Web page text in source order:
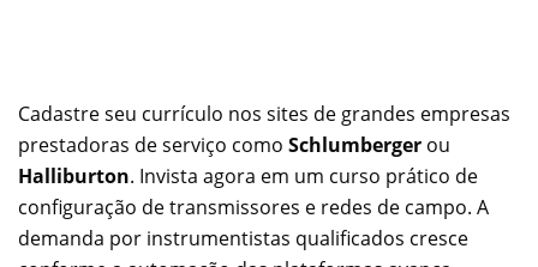
Cadastre seu currículo nos sites de grandes empresas
prestadoras de serviço como Schlumberger ou
Halliburton. Invista agora em um curso prático de
configuração de transmissores e redes de campo. A
demanda por instrumentistas qualificados cresce